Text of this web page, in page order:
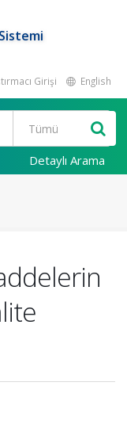
Girişi English
Detaylı Arama